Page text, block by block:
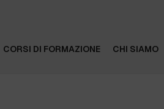
CORSI DI FORMAZIONE CHI SIAMO